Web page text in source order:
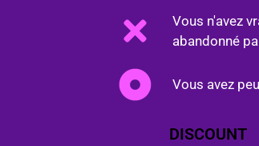
Vous n'avez
abandonné
Vous avez
DISCOUNT